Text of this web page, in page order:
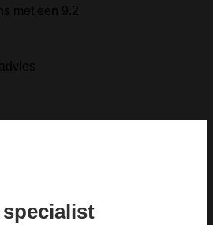
met een 9.2